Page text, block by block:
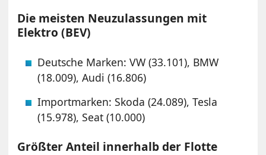
Die meisten Neuzulassungen mit
Elektro (BEV)
Deutsche Marken: VW (33.101), BMW
(18.009), Audi (16.806)
Importmarken: Skoda (24.089), Tesla
(15.978), Seat (10.000)
Größter Anteil innerhalb der Flotte